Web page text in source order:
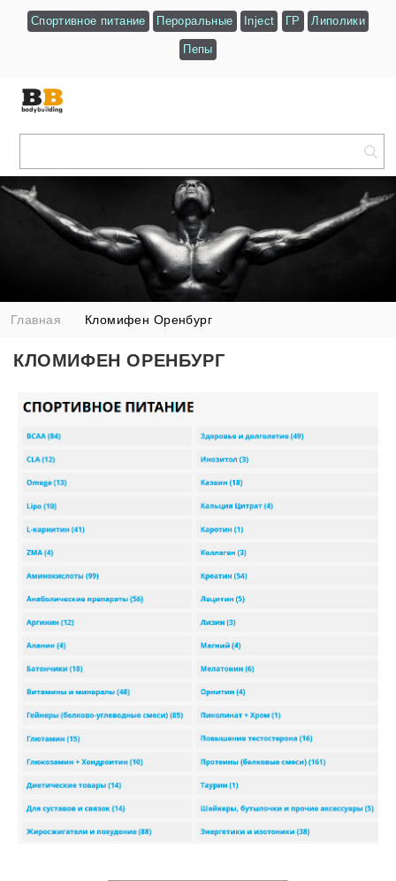
Спортивное питание Пероральные Inject ГР Липолики
Пепы
Главная Кломифен Оренбург
КЛОМИФЕН ОРЕНБУРГ